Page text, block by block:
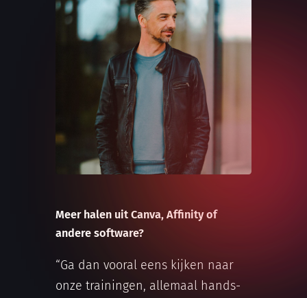
Meer halen uit Canva, Affinity of
andere software?
“Ga dan vooral eens kijken naar
onze trainingen, allemaal hands-